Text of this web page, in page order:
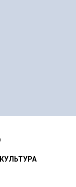
КУЛЬТУРА